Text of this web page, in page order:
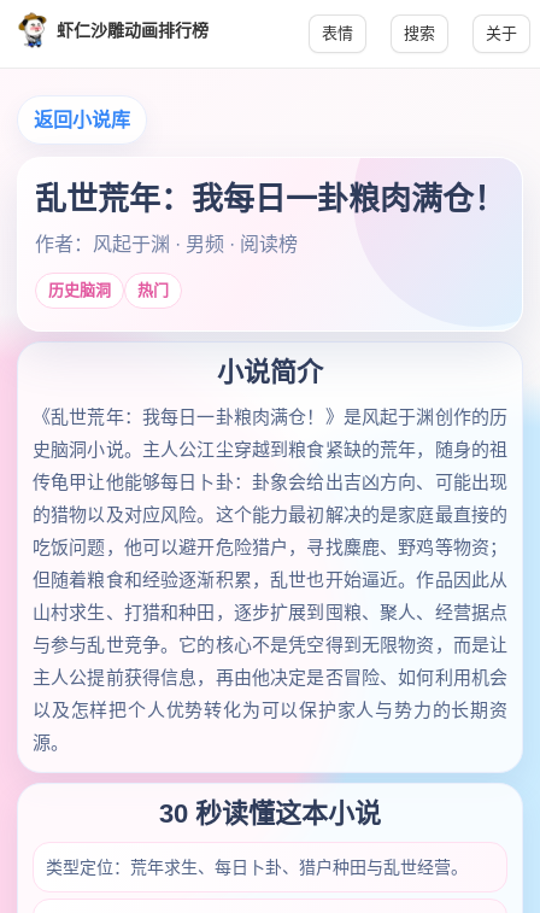
虾仁沙雕动画排行榜 表情 搜索 关于
返回小说库
乱世荒年：我每日一卦粮肉满仓！
作者：风起于渊 · 男频 · 阅读榜
历史脑洞 热门
小说简介
《乱世荒年：我每日一卦粮肉满仓！》是风起于渊创作的历
史脑洞小说。主人公江尘穿越到粮食紧缺的荒年，随身的祖
传龟甲让他能够每日卜卦：卦象会给出吉凶方向、可能出现
的猎物以及对应风险。这个能力最初解决的是家庭最直接的
吃饭问题，他可以避开危险猎户，寻找麋鹿、野鸡等物资；
但随着粮食和经验逐渐积累，乱世也开始逼近。作品因此从
山村求生、打猎和种田，逐步扩展到囤粮、聚人、经营据点
与参与乱世竞争。它的核心不是凭空得到无限物资，而是让
主人公提前获得信息，再由他决定是否冒险、如何利用机会
以及怎样把个人优势转化为可以保护家人与势力的长期资
源。
30 秒读懂这本小说
类型定位：荒年求生、每日卜卦、猎户种田与乱世经营。